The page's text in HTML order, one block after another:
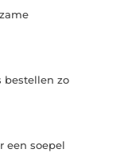
bestellen zo
een soepel